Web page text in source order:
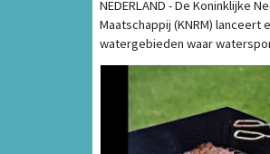
HOTSPOTKAART
PLEKKEN RAKEN
IN PROBLEMEN.
NEDERLAND - De Koninklijke
Maatschappij (KNRM)
watergebieden waar